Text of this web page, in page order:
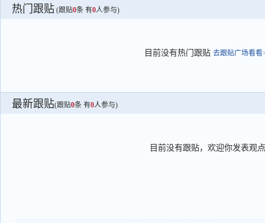
热门跟贴 (跟贴0条 有0人参与)
目前没有热门跟贴 去跟贴广场看看
最新跟贴(跟贴0条 有0人参与)
目前没有跟贴，欢迎你发表观点